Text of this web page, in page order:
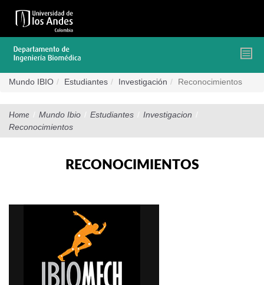
contenido
Mundo IBIO Estudiantes Investigación Reconocimientos
Home / Mundo Ibio / Estudiantes / Investigacion /
Reconocimientos
RECONOCIMIENTOS